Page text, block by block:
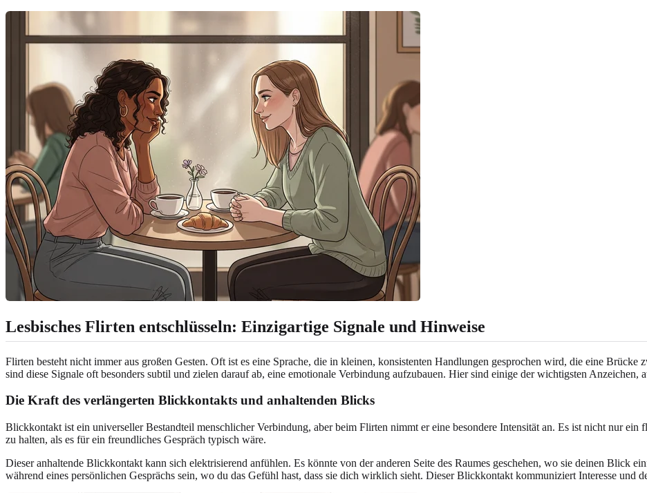
Lesbisches Flirten entschlüsseln: Einzigartige Signale und Hinweise
Flirten besteht nicht immer aus großen Gesten. Oft ist es eine Sprache, die in kleinen, konsistenten Handlungen gesprochen wird, die eine
sind diese Signale oft besonders subtil und zielen darauf ab, eine emotionale Verbindung aufzubauen. Hier sind einige der wichtigsten Anzeichen,
Die Kraft des verlängerten Blickkontakts und anhaltenden Blicks
Blickkontakt ist ein universeller Bestandteil menschlicher Verbindung, aber beim Flirten nimmt er eine besondere Intensität an. Es ist nicht nur
zu halten, als es für ein freundliches Gespräch typisch wäre.
Dieser anhaltende Blickkontakt kann sich elektrisierend anfühlen. Es könnte von der anderen Seite des Raumes geschehen, wo sie deinen Blick
während eines persönlichen Gesprächs sein, wo du das Gefühl hast, dass sie dich wirklich sieht. Dieser Blickkontakt kommuniziert Interesse und